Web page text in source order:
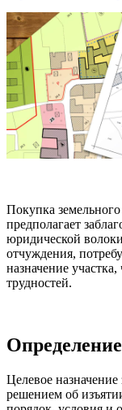
Покупка
предполагает
юридической
отчуждения,
назначение
трудностей.
Определение
Целевое назначение
решением об